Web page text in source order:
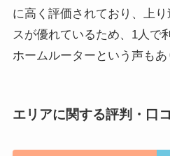
に高く評価されており、上
スが優れているため、1人で
ホームルーターという声もあ
エリアに関する評判・口